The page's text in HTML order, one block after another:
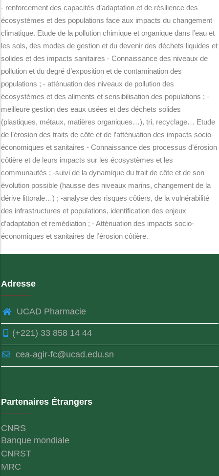
- renforcement des capacités d’adaptation et de résilience des
écosystèmes et des populations face aux impacts du changement
climatique. Etude de la pollution chimique et organique dans l’eau et
les sols, des modes de gestion et du devenir des déchets liquides et
solides et des impacts sanitaires - Connaissance des niveaux de
pollution et du degré d’exposition et de contamination des
populations ; - atténuation des niveaux de pollution des
écosystèmes et des aliments et sensibilisation des populations ; -
meilleure gestion des eaux usées et des déchets solides
(plastiques, métaux, matières organiques…), tri, recyclage… Etude
de l’érosion des traits de côte et de l’atténuation des impacts socio-
économiques et sanitaires - Connaissance des processus d’érosion
côtière et de leurs impacts sur les écosystèmes et les
communautés ; -suivi de la dynamique du trait de côte et de son
évolution possible (hausse des niveaux marins, changement de la
dérive littorale…) ; -analyse des risques côtiers, de la vulnérabilité
des infrastructures et populations, identification des enjeux
d’adaptation et remédiation ; - Atténuation des impacts socio-
économiques et sanitaires de l’érosion côtière.
Adresse
UCAD Pharmacie
(+221) 33 858 14 44
cea-agir-fc@ucad.edu.sn
Partenaires Étrangers
CNRS
Banque mondiale
CNRST
MRC